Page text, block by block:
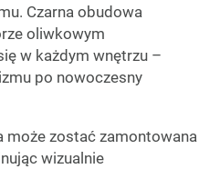
Czarna obudowa
oliwkowym
w każdym wnętrzu –
po nowoczesny
może zostać zamontowana
wizualnie